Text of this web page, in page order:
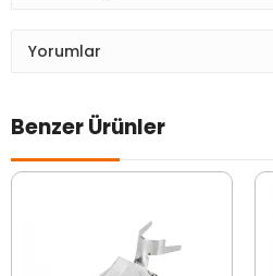
Yorumlar
Benzer Ürünler